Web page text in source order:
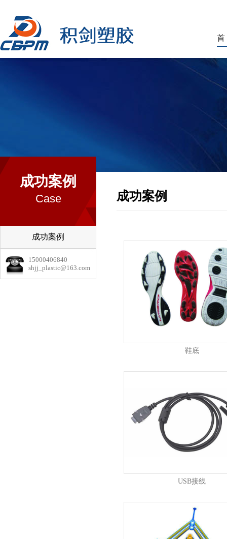
首
成功案例
Case
成功案例
15000406840
shjj_plastic@163.com
成功案例
鞋底
USB接线